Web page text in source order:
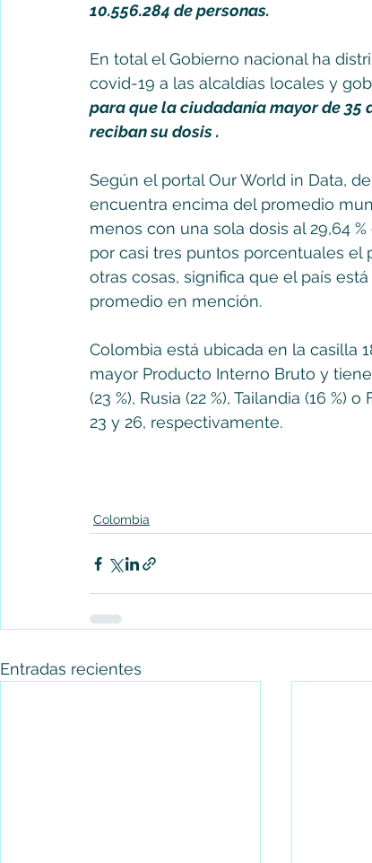
10.556.284 de personas.
En total el Gobierno nacional ha
covid-19 a las alcaldías locales y
para que la ciudadanía mayor de 35
reciban su dosis .
Según el portal Our World in Data,
encuentra encima del promedio
menos con una sola dosis al 29,64
por casi tres puntos porcentuales el
otras cosas, significa que el país
promedio en mención.
Colombia está ubicada en la casilla
mayor Producto Interno Bruto y
(23 %), Rusia (22 %), Tailandia (16 %)
23 y 26, respectivamente.
Colombia
Entradas recientes